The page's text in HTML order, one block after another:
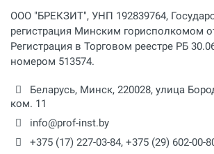
ООО "БРЕКЗИТ", УНП 192839764,
регистрация Минским горисполкомом
Регистрация в Торговом реестре РБ
номером 513574.
Беларусь, Минск, 220028, улица
ком. 11
info@prof-inst.by
+375 (17) 227-03-84, +375 (29) 602-00-